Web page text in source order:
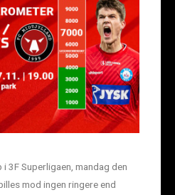
3F Superligaen, mandag den
mod ingen ringere end